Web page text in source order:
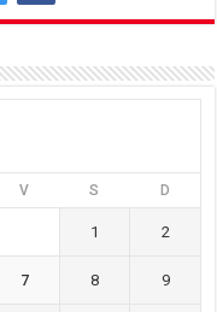
V S D
1 2
7 8 9